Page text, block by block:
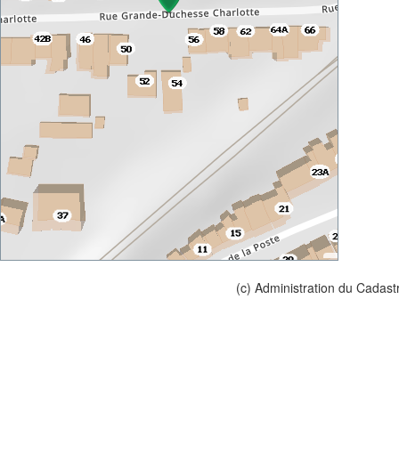
(c) Administration du